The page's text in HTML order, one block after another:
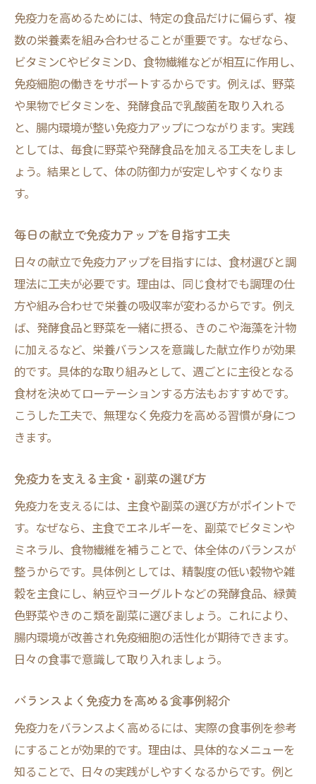
免疫力を高めるためには、特定の食品だけに偏らず、複
数の栄養素を組み合わせることが重要です。なぜなら、
ビタミンCやビタミンD、食物繊維などが相互に作用し、
免疫細胞の働きをサポートするからです。例えば、野菜
や果物でビタミンを、発酵食品で乳酸菌を取り入れる
と、腸内環境が整い免疫力アップにつながります。実践
としては、毎食に野菜や発酵食品を加える工夫をしまし
ょう。結果として、体の防御力が安定しやすくなりま
す。
毎日の献立で免疫力アップを目指す工夫
日々の献立で免疫力アップを目指すには、食材選びと調
理法に工夫が必要です。理由は、同じ食材でも調理の仕
方や組み合わせで栄養の吸収率が変わるからです。例え
ば、発酵食品と野菜を一緒に摂る、きのこや海藻を汁物
に加えるなど、栄養バランスを意識した献立作りが効果
的です。具体的な取り組みとして、週ごとに主役となる
食材を決めてローテーションする方法もおすすめです。
こうした工夫で、無理なく免疫力を高める習慣が身につ
きます。
免疫力を支える主食・副菜の選び方
免疫力を支えるには、主食や副菜の選び方がポイントで
す。なぜなら、主食でエネルギーを、副菜でビタミンや
ミネラル、食物繊維を補うことで、体全体のバランスが
整うからです。具体例としては、精製度の低い穀物や雑
穀を主食にし、納豆やヨーグルトなどの発酵食品、緑黄
色野菜やきのこ類を副菜に選びましょう。これにより、
腸内環境が改善され免疫細胞の活性化が期待できます。
日々の食事で意識して取り入れましょう。
バランスよく免疫力を高める食事例紹介
免疫力をバランスよく高めるには、実際の食事例を参考
にすることが効果的です。理由は、具体的なメニューを
知ることで、日々の実践がしやすくなるからです。例と